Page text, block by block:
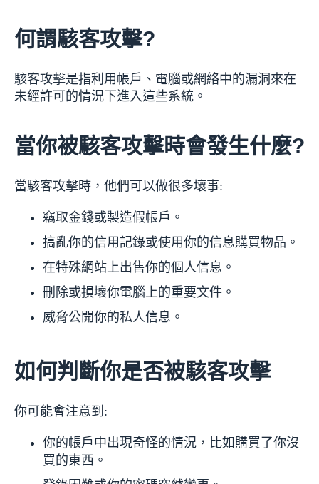
何謂駭客攻擊?
駭客攻擊是指利用帳戶、電腦或網絡中的漏洞來在
未經許可的情況下進入這些系統。
當你被駭客攻擊時會發生什麼?
當駭客攻擊時，他們可以做很多壞事:
竊取金錢或製造假帳戶。
搞亂你的信用記錄或使用你的信息購買物品。
在特殊網站上出售你的個人信息。
刪除或損壞你電腦上的重要文件。
威脅公開你的私人信息。
如何判斷你是否被駭客攻擊
你可能會注意到:
你的帳戶中出現奇怪的情況，比如購買了你沒
買的東西。